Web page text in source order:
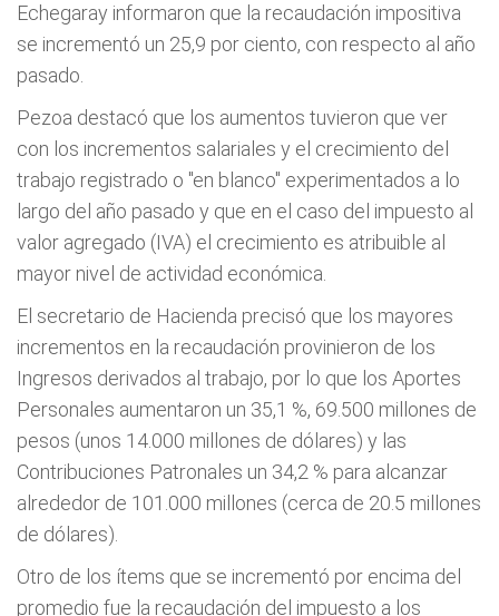
Echegaray informaron que la recaudación impositiva
se incrementó un 25,9 por ciento, con respecto al año
pasado.
Pezoa destacó que los aumentos tuvieron que ver
con los incrementos salariales y el crecimiento del
trabajo registrado o "en blanco" experimentados a lo
largo del año pasado y que en el caso del impuesto al
valor agregado (IVA) el crecimiento es atribuible al
mayor nivel de actividad económica.
El secretario de Hacienda precisó que los mayores
incrementos en la recaudación provinieron de los
Ingresos derivados al trabajo, por lo que los Aportes
Personales aumentaron un 35,1 %, 69.500 millones de
pesos (unos 14.000 millones de dólares) y las
Contribuciones Patronales un 34,2 % para alcanzar
alrededor de 101.000 millones (cerca de 20.5 millones
de dólares).
Otro de los ítems que se incrementó por encima del
promedio fue la recaudación del impuesto a los